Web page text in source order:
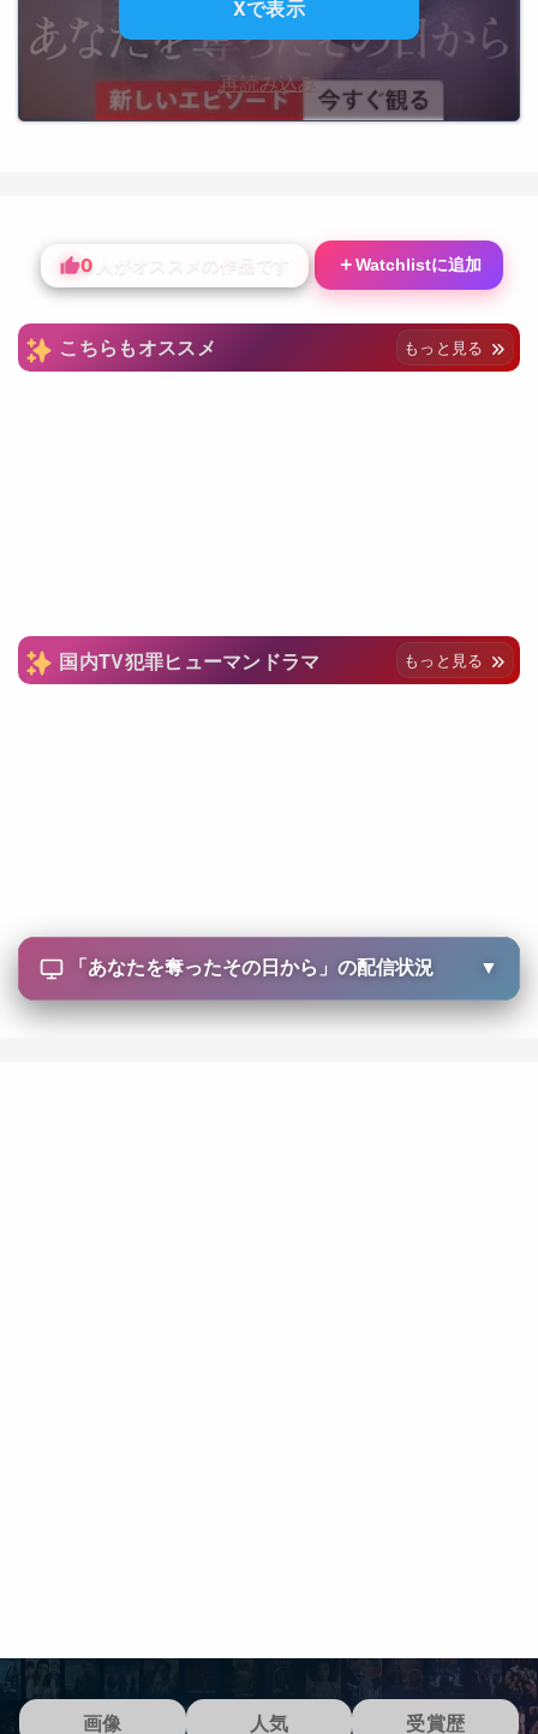
Xで表示
再読み込み
0 人がオススメの作品です ＋Watchlistに追加
こちらもオススメ もっと見る
国内TV犯罪ヒューマンドラマ もっと見る
「 あなたを奪ったその日から 」の配信状況 ▼
画像 人気 受賞歴